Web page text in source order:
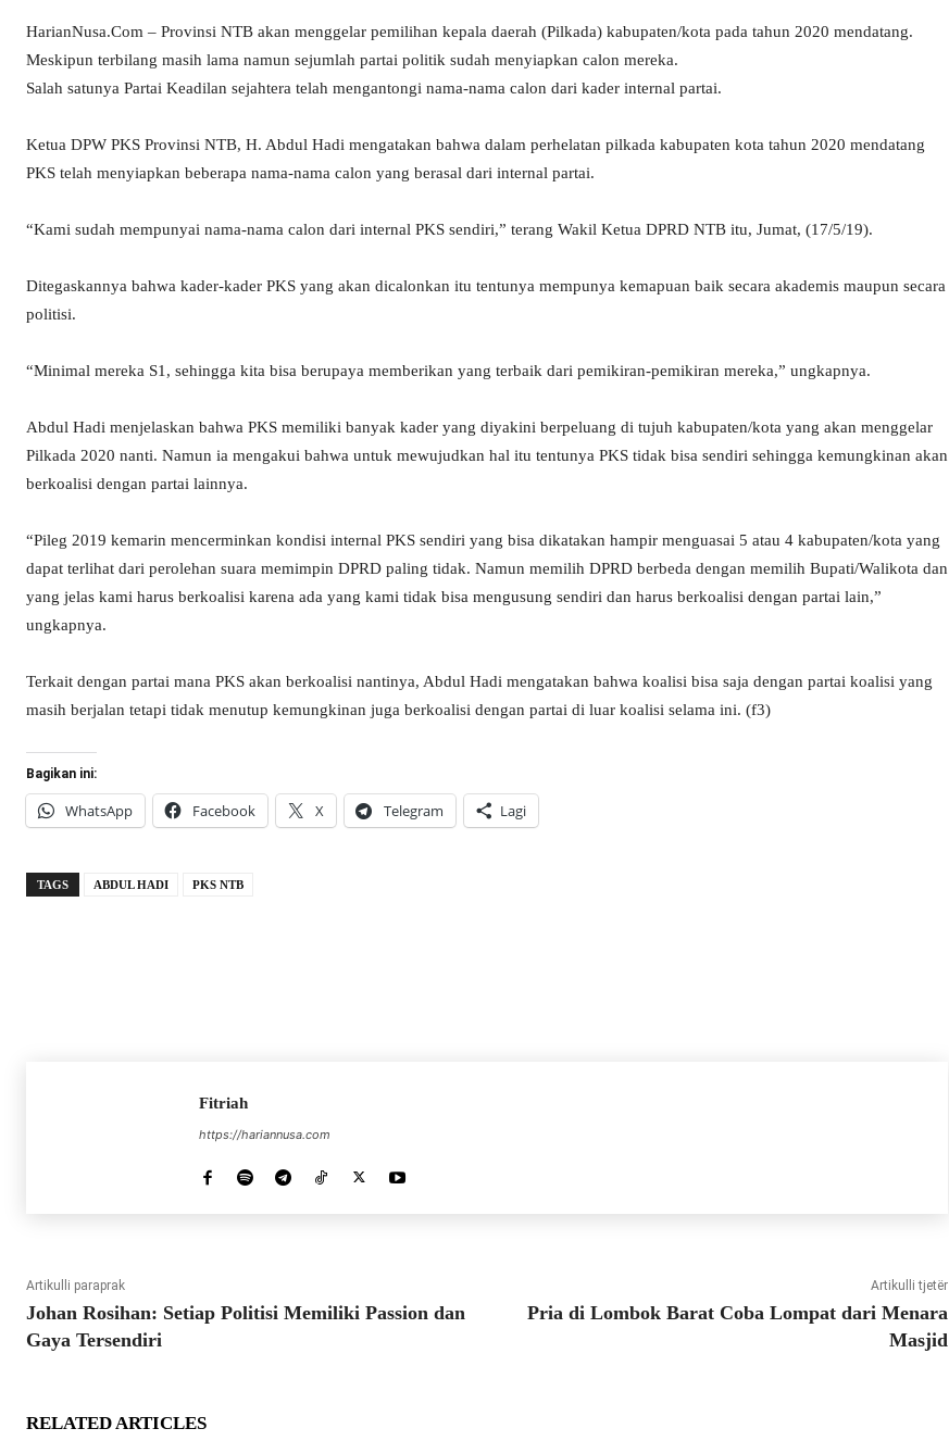
HarianNusa.Com – Provinsi NTB akan menggelar pemilihan kepala daerah (Pilkada) kabupaten/kota pada tahun 2020 mendatang.
Meskipun terbilang masih lama namun sejumlah partai politik sudah menyiapkan calon mereka.
Salah satunya Partai Keadilan sejahtera telah mengantongi nama-nama calon dari kader internal partai.
Ketua DPW PKS Provinsi NTB, H. Abdul Hadi mengatakan bahwa dalam perhelatan pilkada kabupaten kota tahun 2020 mendatang
PKS telah menyiapkan beberapa nama-nama calon yang berasal dari internal partai.
“Kami sudah mempunyai nama-nama calon dari internal PKS sendiri,” terang Wakil Ketua DPRD NTB itu, Jumat, (17/5/19).
Ditegaskannya bahwa kader-kader PKS yang akan dicalonkan itu tentunya mempunya kemapuan baik secara akademis maupun secara
politisi.
“Minimal mereka S1, sehingga kita bisa berupaya memberikan yang terbaik dari pemikiran-pemikiran mereka,” ungkapnya.
Abdul Hadi menjelaskan bahwa PKS memiliki banyak kader yang diyakini berpeluang di tujuh kabupaten/kota yang akan menggelar
Pilkada 2020 nanti. Namun ia mengakui bahwa untuk mewujudkan hal itu tentunya PKS tidak bisa sendiri sehingga kemungkinan akan
berkoalisi dengan partai lainnya.
“Pileg 2019 kemarin mencerminkan kondisi internal PKS sendiri yang bisa dikatakan hampir menguasai 5 atau 4 kabupaten/kota yang
dapat terlihat dari perolehan suara memimpin DPRD paling tidak. Namun memilih DPRD berbeda dengan memilih Bupati/Walikota dan
yang jelas kami harus berkoalisi karena ada yang kami tidak bisa mengusung sendiri dan harus berkoalisi dengan partai lain,”
ungkapnya.
Terkait dengan partai mana PKS akan berkoalisi nantinya, Abdul Hadi mengatakan bahwa koalisi bisa saja dengan partai koalisi yang
masih berjalan tetapi tidak menutup kemungkinan juga berkoalisi dengan partai di luar koalisi selama ini. (f3)
Bagikan ini:
WhatsApp Facebook X Telegram Lagi
TAGS ABDUL HADI PKS NTB
Fitriah
https://hariannusa.com
Artikulli paraprak
Johan Rosihan: Setiap Politisi Memiliki Passion dan
Gaya Tersendiri
Artikulli tjetër
Pria di Lombok Barat Coba Lompat dari Menara
Masjid
RELATED ARTICLES